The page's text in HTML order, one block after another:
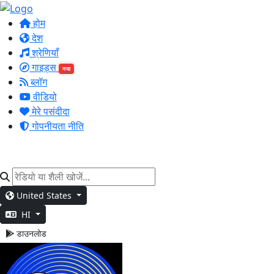
होम
देश
श्रेणियाँ
गाइड्स
नया
ब्लॉग
वीडियो
मेरे पसंदीदा
गोपनीयता नीति
United States
HI
डाउनलोड